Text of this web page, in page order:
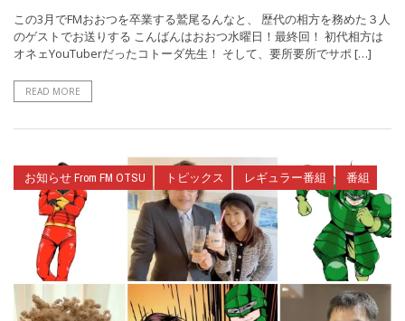
この3月でFMおおつを卒業する鷲尾るんなと、 歴代の相方を務めた３人
のゲストでお送りする こんばんはおおつ水曜日！最終回！ 初代相方は
オネェYouTuberだったコトーダ先生！ そして、要所要所でサポ […]
READ MORE
お知らせ From FM OTSU トピックス レギュラー番組 番組